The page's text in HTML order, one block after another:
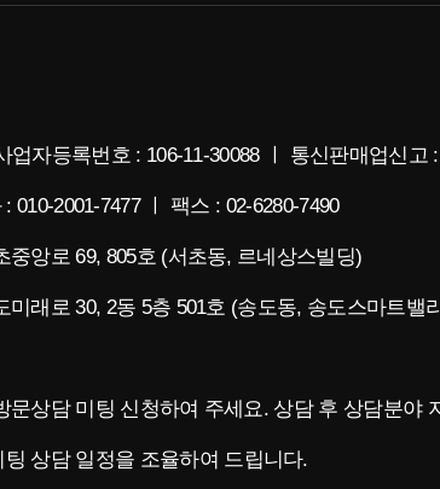
자등록번호 : 106-11-30088 ㅣ 통신판매업신고
010-2001-7477 ㅣ 팩스 : 02-6280-7490
앙로 69, 805호 (서초동, 르네상스빌딩)
래로 30, 2동 5층 501호 (송도동, 송도스마트밸
문상담 미팅 신청하여 주세요. 상담 후 상담분야
상담 일정을 조율하여 드립니다.